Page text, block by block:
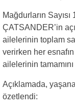
Mağdurların Sayısı
ÇATSANDER’in
ailelerinin toplam
verirken her
ailelerinin
Açıklamada,
özetlendi: